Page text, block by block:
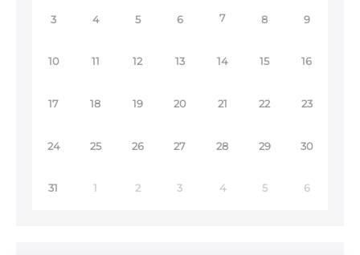
3 4 5 6 7 8 9
10 11 12 13 14 15 16
17 18 19 20 21 22 23
24 25 26 27 28 29 30
31 1 2 3 4 5 6